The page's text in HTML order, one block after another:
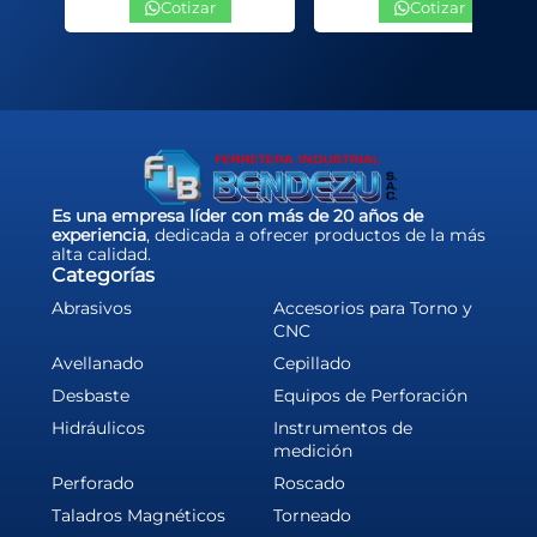
Cotizar
Cotizar
Es una empresa líder con más de 20 años de
experiencia, dedicada a ofrecer productos de la más
alta calidad.
Categorías
Abrasivos
Accesorios para Torno y
CNC
Avellanado
Cepillado
Desbaste
Equipos de Perforación
Hidráulicos
Instrumentos de
medición
Perforado
Roscado
Taladros Magnéticos
Torneado